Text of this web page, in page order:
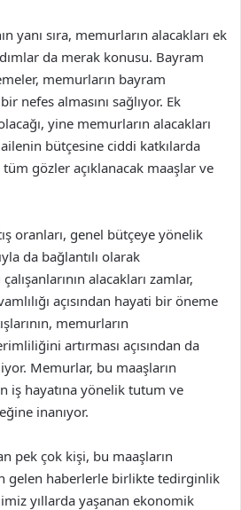
yanı sıra, memurların alacakları ek
da merak konusu. Bayram
memurların bayram
nefes almasını sağlıyor. Ek
yine memurların alacakları
bütçesine ciddi katkılarda
gözler açıklanacak maaşlar ve
oranları, genel bütçeye yönelik
da bağlantılı olarak
alacakları zamlar,
açısından hayati bir öneme
memurların
artırması açısından da
Memurlar, bu maaşların
iş hayatına yönelik tutum ve
inanıyor.
pek çok kişi, bu maaşların
gelen haberlerle birlikte tedirginlik
yıllarda yaşanan ekonomik